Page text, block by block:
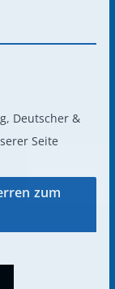
Deutscher &
Seite
zum